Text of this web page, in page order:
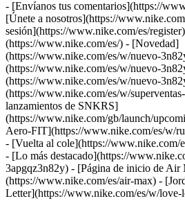
- [Envíanos tus comentarios](https://
[Únete a nosotros](https://
sesión](https://www.nike.com/es/register)
(https://www.nike.com/es/) - [Novedad]
(https://www.nike.com/es/w/nuevo-
(https://www.nike.com/es/w/nuevo-
(https://www.nike.com/es/w/nuevo-
(https://www.nike.com/es/w/
lanzamientos de SNKRS]
(https://www.nike.com/gb/launch/
Aero-FIT](https://www.nike.com/es/w/
- [Vuelta al cole](https://www.nike.com/
- [Lo más destacado](https://
3apgqz3n82y) - [Página de inicio de Air
(https://www.nike.com/es/air-max) -
Letter](https://www.nike.com/es/w/